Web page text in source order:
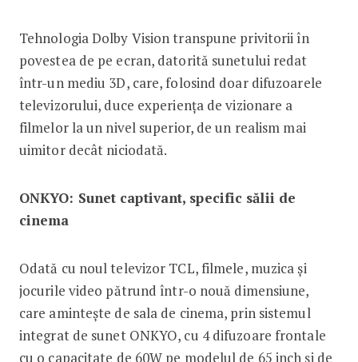
Tehnologia Dolby Vision transpune privitorii în
povestea de pe ecran, datorită sunetului redat
într-un mediu 3D, care, folosind doar difuzoarele
televizorului, duce experiența de vizionare a
filmelor la un nivel superior, de un realism mai
uimitor decât niciodată.
ONKYO: Sunet captivant, specific sălii de
cinema
Odată cu noul televizor TCL, filmele, muzica și
jocurile video pătrund într-o nouă dimensiune,
care amintește de sala de cinema, prin sistemul
integrat de sunet ONKYO, cu 4 difuzoare frontale
cu o capacitate de 60W pe modelul de 65 inch și de